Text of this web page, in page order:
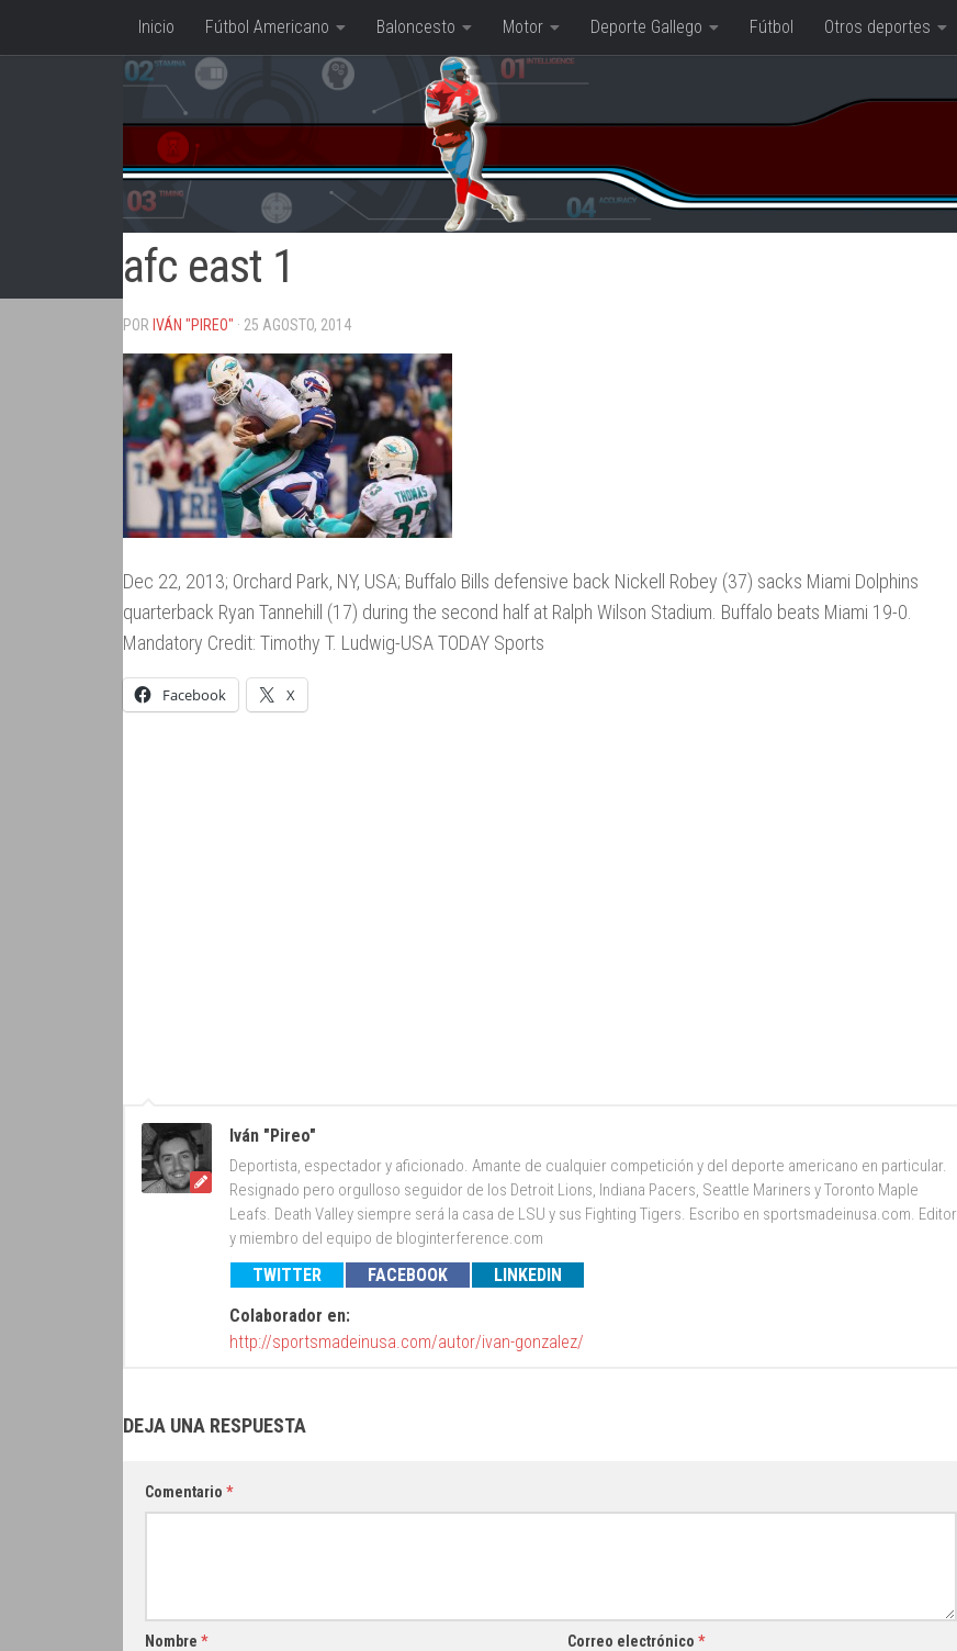
Saltar al contenido
Inicio Fútbol Americano Baloncesto Motor Deporte Gallego Fútbol Otros deportes
afc east 1
POR IVÁN "PIREO" · 25 AGOSTO, 2014
Dec 22, 2013; Orchard Park, NY, USA; Buffalo Bills defensive back Nickell Robey (37) sacks Miami Dolphins
quarterback Ryan Tannehill (17) during the second half at Ralph Wilson Stadium. Buffalo beats Miami 19-0.
Mandatory Credit: Timothy T. Ludwig-USA TODAY Sports
Facebook X
Iván "Pireo"
Deportista, espectador y aficionado. Amante de cualquier competición y del deporte americano en particular.
Resignado pero orgulloso seguidor de los Detroit Lions, Indiana Pacers, Seattle Mariners y Toronto Maple
Leafs. Death Valley siempre será la casa de LSU y sus Fighting Tigers. Escribo en sportsmadeinusa.com. Editor
y miembro del equipo de bloginterference.com
TWITTER FACEBOOK
LINKEDIN
Colaborador en:
http://sportsmadeinusa.com/autor/ivan-gonzalez/
DEJA UNA RESPUESTA
Comentario *
Nombre * Correo electrónico *